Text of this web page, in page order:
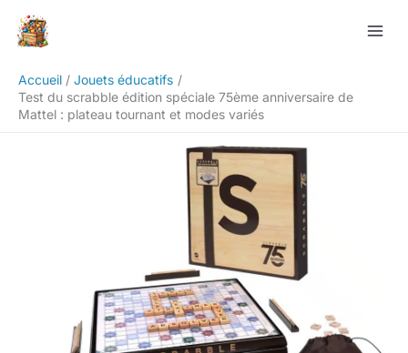
Accueil
Jouets éducatifs
Test du scrabble édition spéciale 75ème anniversaire de
Mattel : plateau tournant et modes variés
Rechercher